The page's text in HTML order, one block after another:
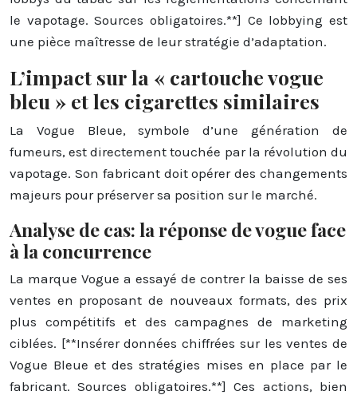
le vapotage. Sources obligatoires.**] Ce lobbying est
une pièce maîtresse de leur stratégie d’adaptation.
L’impact sur la « cartouche vogue
bleu » et les cigarettes similaires
La Vogue Bleue, symbole d’une génération de
fumeurs, est directement touchée par la révolution du
vapotage. Son fabricant doit opérer des changements
majeurs pour préserver sa position sur le marché.
Analyse de cas: la réponse de vogue face
à la concurrence
La marque Vogue a essayé de contrer la baisse de ses
ventes en proposant de nouveaux formats, des prix
plus compétitifs et des campagnes de marketing
ciblées. [**Insérer données chiffrées sur les ventes de
Vogue Bleue et des stratégies mises en place par le
fabricant. Sources obligatoires.**] Ces actions, bien